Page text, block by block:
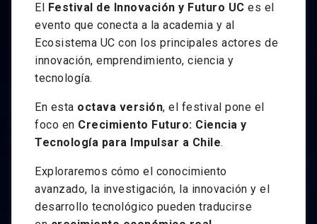
El Festival de Innovación y Futuro UC es el
evento que conecta a la academia y al
Ecosistema UC con los principales actores de
innovación, emprendimiento, ciencia y
tecnología.
En esta octava versión, el festival pone el
foco en Crecimiento Futuro: Ciencia y
Tecnología para Impulsar a Chile.
Exploraremos cómo el conocimiento
avanzado, la investigación, la innovación y el
desarrollo tecnológico pueden traducirse